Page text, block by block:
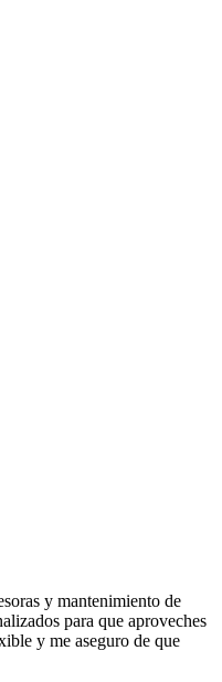
y mantenimiento de
para que aproveches
y me aseguro de que